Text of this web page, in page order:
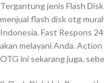
Tergantung jenis Flash
menjual flash disk otg
Indonesia. Fast Respons
akan melayani Anda.
OTG ini sekarang juga,